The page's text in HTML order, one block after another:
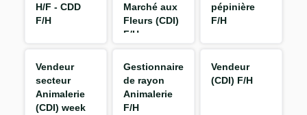
H/F - CDD
F/H
Marché aux
Fleurs (CDI)
F/H
pépinière
F/H
Vendeur
secteur
Animalerie
(CDI) week
Gestionnaire
de rayon
Animalerie
F/H
Vendeur
(CDI) F/H